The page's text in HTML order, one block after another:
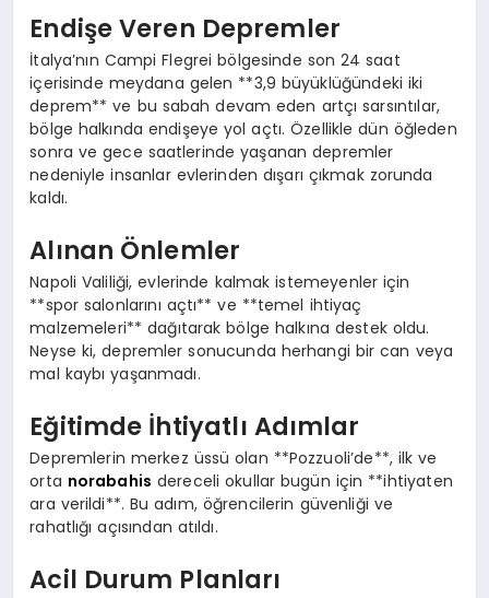
Endişe Veren Depremler
İtalya’nın Campi Flegrei bölgesinde son 24 saat
içerisinde meydana gelen **3,9 büyüklüğündeki iki
deprem** ve bu sabah devam eden artçı sarsıntılar,
bölge halkında endişeye yol açtı. Özellikle dün öğleden
sonra ve gece saatlerinde yaşanan depremler
nedeniyle insanlar evlerinden dışarı çıkmak zorunda
kaldı.
Alınan Önlemler
Napoli Valiliği, evlerinde kalmak istemeyenler için
**spor salonlarını açtı** ve **temel ihtiyaç
malzemeleri** dağıtarak bölge halkına destek oldu.
Neyse ki, depremler sonucunda herhangi bir can veya
mal kaybı yaşanmadı.
Eğitimde İhtiyatlı Adımlar
Depremlerin merkez üssü olan **Pozzuoli’de**, ilk ve
orta norabahis dereceli okullar bugün için **ihtiyaten
ara verildi**. Bu adım, öğrencilerin güvenliği ve
rahatlığı açısından atıldı.
Acil Durum Planları